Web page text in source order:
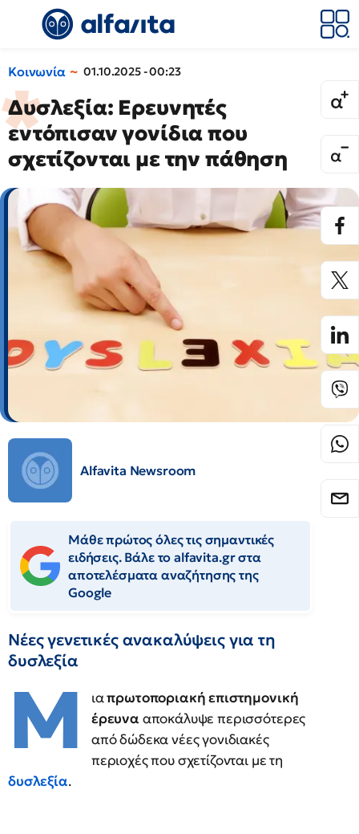
Κοινωνία 01.10.2025 - 00:23
Δυσλεξία: Ερευνητές
εντόπισαν γονίδια που
σχετίζονται με την πάθηση
Alfavita Newsroom
Μάθε πρώτος όλες τις σημαντικές
ειδήσεις. Βάλε το alfavita.gr στα
αποτελέσματα αναζήτησης της
Google
Νέες γενετικές ανακαλύψεις για τη
δυσλεξία
Μ ιαπρωτοποριακή επιστημονική
έρευνα αποκάλυψε περισσότερες
από δώδεκα νέες γονιδιακές
περιοχές που σχετίζονται με τη
δυσλεξία.